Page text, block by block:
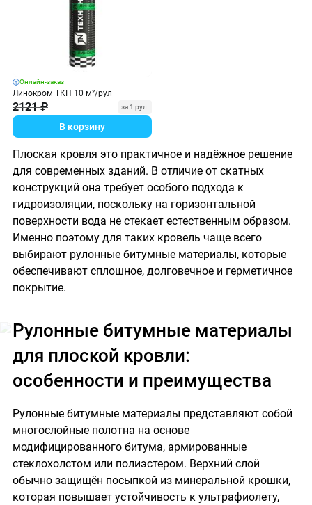
Онлайн-заказ
Линокром ТКП 10 м²/рул
2121 ₽ за 1 рул.
В корзину
Плоская кровля это практичное и надёжное решение
для современных зданий. В отличие от скатных
конструкций она требует особого подхода к
гидроизоляции, поскольку на горизонтальной
поверхности вода не стекает естественным образом.
Именно поэтому для таких кровель чаще всего
выбирают рулонные битумные материалы, которые
обеспечивают сплошное, долговечное и герметичное
покрытие.
Рулонные битумные материалы
для плоской кровли:
особенности и преимущества
Рулонные битумные материалы представляют собой
многослойные полотна на основе
модифицированного битума, армированные
стеклохолстом или полиэстером. Верхний слой
обычно защищён посыпкой из минеральной крошки,
которая повышает устойчивость к ультрафиолету,